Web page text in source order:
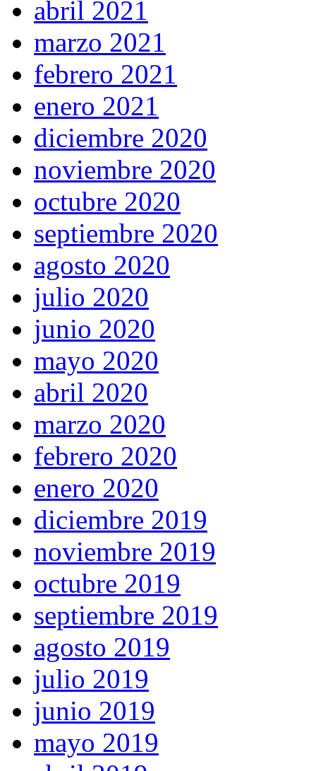
abril 2021
marzo 2021
febrero 2021
enero 2021
diciembre 2020
noviembre 2020
octubre 2020
septiembre 2020
agosto 2020
julio 2020
junio 2020
mayo 2020
abril 2020
marzo 2020
febrero 2020
enero 2020
diciembre 2019
noviembre 2019
octubre 2019
septiembre 2019
agosto 2019
julio 2019
junio 2019
mayo 2019